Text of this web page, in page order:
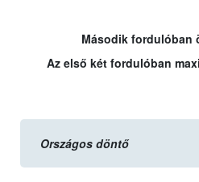
Második fordulóban
Az első két fordulóban
Országos döntő